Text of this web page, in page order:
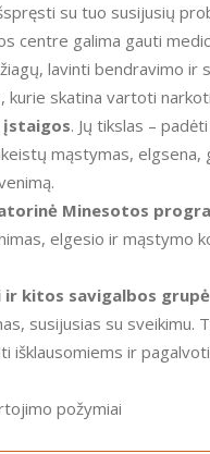
su tuo susijusių
centre galima gauti
lavinti bendravimo ir
kurie skatina vartoti
įstaigos. Jų tikslas –
mąstymas,
Minesotos
elgesio ir mąstymo
ir kitos savigalbos
susijusias su sveikimu.
išklausomiems ir
požymiai